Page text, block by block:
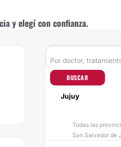
y elegí con confianza.
BUSCAR
Jujuy
Todas las
San Salvador de